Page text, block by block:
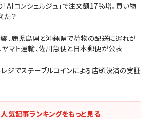
AIコンシェルジュ」で注文額17％増。買い物
た？
、鹿児島県と沖縄県で荷物の配送に遅れが
ヤマト運輸、佐川急便と日本郵便が公表
レジでステーブルコインによる店頭決済の実証
人気記事ランキングをもっと見る